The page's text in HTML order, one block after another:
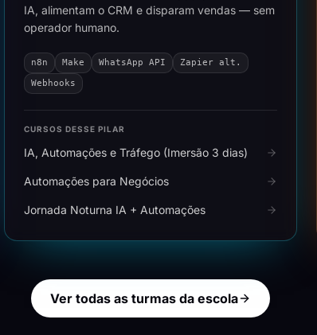
IA, alimentam o CRM e disparam vendas — sem
operador humano.
n8n Make WhatsApp API
Zapier alt.
Webhooks
CURSOS DESSE PILAR
IA, Automações e Tráfego (Imersão 3 dias)
Automações para Negócios
Jornada Noturna IA + Automações
Ver todas as turmas da escola